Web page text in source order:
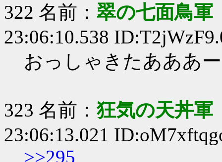
322 名前： 翠の七面鳥
23:06:10.538
おっしゃきたあああー
323 名前：狂気の天丼
23:06:13.021
>>295